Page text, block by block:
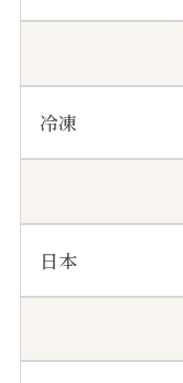
冷凍
日本